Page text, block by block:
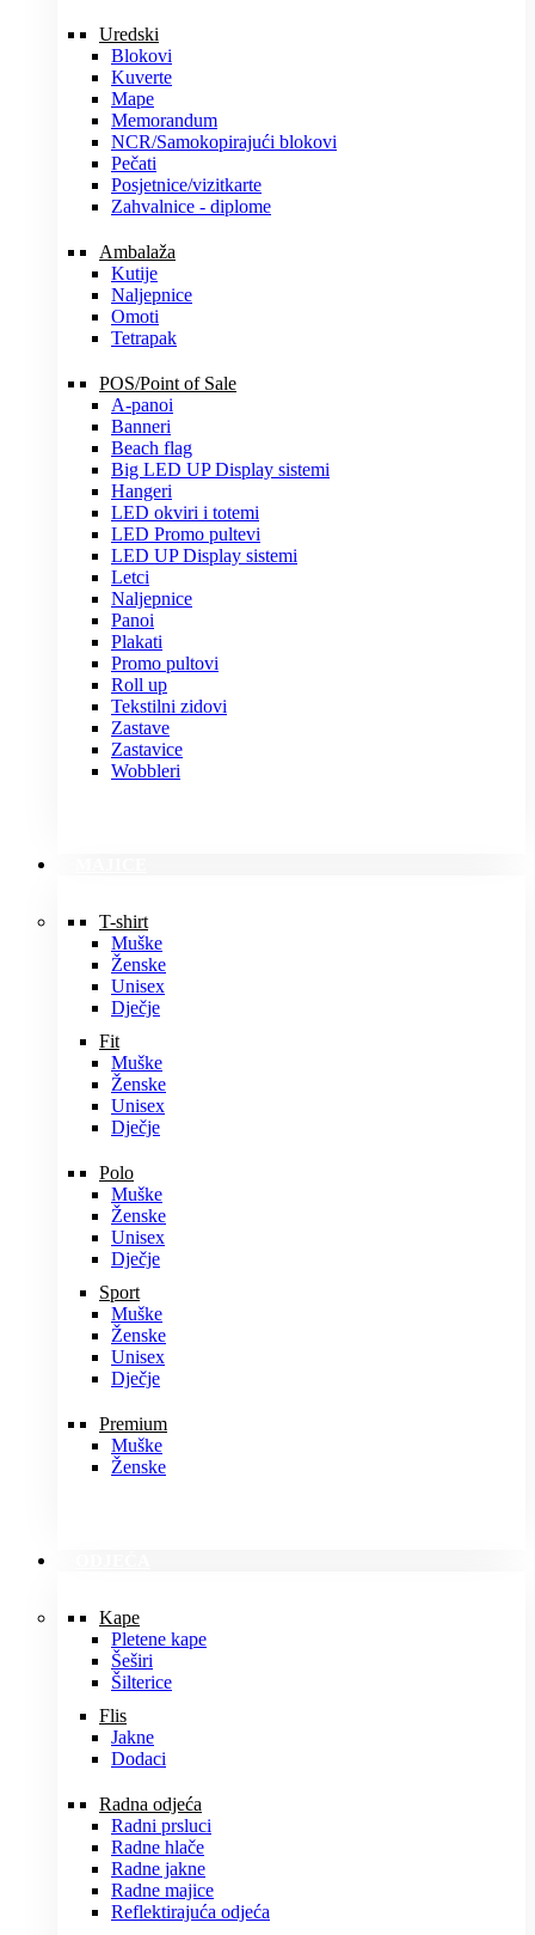
Uredski
Blokovi
Kuverte
Mape
Memorandum
NCR/Samokopirajući blokovi
Pečati
Posjetnice/vizitkarte
Zahvalnice - diplome
Ambalaža
Kutije
Naljepnice
Omoti
Tetrapak
POS/Point of Sale
A-panoi
Banneri
Beach flag
Big LED UP Display sistemi
Hangeri
LED okviri i totemi
LED Promo pultevi
LED UP Display sistemi
Letci
Naljepnice
Panoi
Plakati
Promo pultovi
Roll up
Tekstilni zidovi
Zastave
Zastavice
Wobbleri
T-shirt
Muške
Ženske
Unisex
Dječje
Fit
Muške
Ženske
Unisex
Dječje
Polo
Muške
Ženske
Unisex
Dječje
Sport
Muške
Ženske
Unisex
Dječje
Premium
Muške
Ženske
Kape
Pletene kape
Šeširi
Šilterice
Flis
Jakne
Dodaci
Radna odjeća
Radni prsluci
Radne hlače
Radne jakne
Radne majice
Reflektirajuća odjeća